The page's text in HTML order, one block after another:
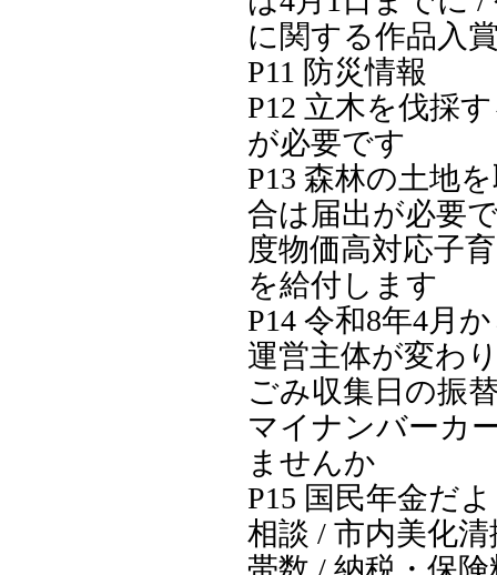
に関する作品入
P11 防災情報
P12 立木を伐採
が必要です
P13 森林の土地
合は届出が必要
度物価高対応子
を給付します
P14 令和8年4月
運営主体が変わ
ごみ収集日の振
マイナンバーカ
ませんか
P15 国民年金だ
相談 / 市内美化